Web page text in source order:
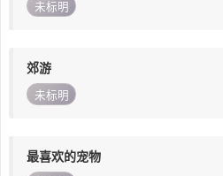
未标明
郊游
未标明
最喜欢的宠物